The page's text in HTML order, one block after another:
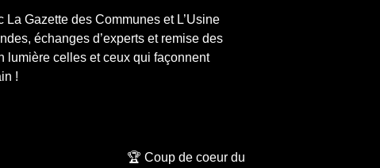
La Gazette des Communes et L’Usine
échanges d’experts et remise des
lumière celles et ceux qui façonnent
!
🏆 Coup de coeur du